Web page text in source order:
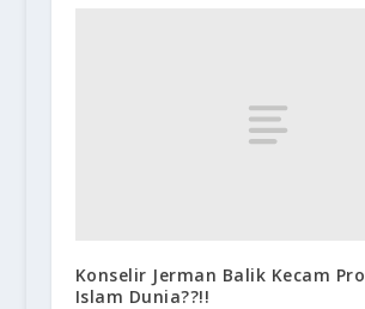
Konselir Jerman Balik Kecam
Islam Dunia??!!